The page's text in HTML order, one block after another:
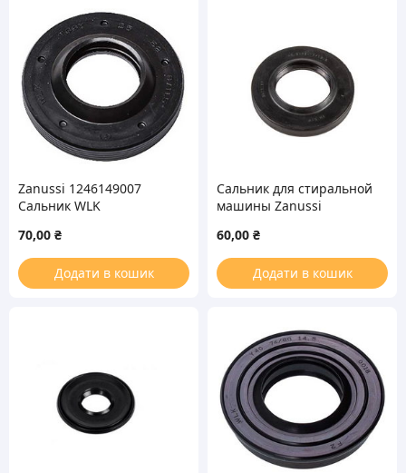
Zanussi 1246149007
Сальник WLK
стиральной машины
70,00 ₴
Додати в кошик
Сальник для стиральной
машины Zanussi
40.2*72*10/13.5mm
60,00 ₴
Додати в кошик